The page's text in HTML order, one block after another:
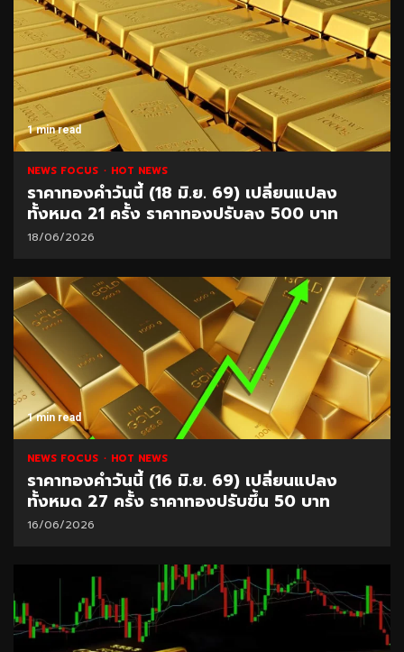
1 min read
NEWS FOCUS HOT NEWS
ราคาทองคำวันนี้ (18 มิ.ย. 69) เปลี่ยนแปลง
ทั้งหมด 21 ครั้ง ราคาทองปรับลง 500 บาท
18/06/2026
1 min read
NEWS FOCUS HOT NEWS
ราคาทองคำวันนี้ (16 มิ.ย. 69) เปลี่ยนแปลง
ทั้งหมด 27 ครั้ง ราคาทองปรับขึ้น 50 บาท
16/06/2026